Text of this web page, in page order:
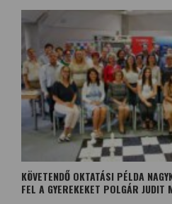
KÖVETENDŐ OKTATÁSI PÉLDA
FEL A GYEREKEKET POLGÁR JUDIT